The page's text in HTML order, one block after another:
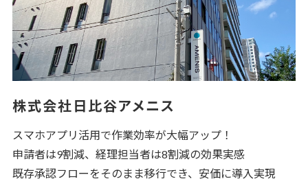
株式会社日比谷アメニス
スマホアプリ活用で作業効率が大幅アップ！
申請者は9割減、経理担当者は8割減の効果実感
既存承認フローをそのまま移行でき、安価に導入実現